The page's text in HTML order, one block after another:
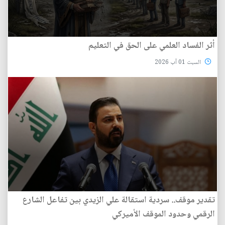
أثر الفساد العلمي على الحق في التعليم
السبت 01 آب 2026
تقدير موقف.. سردية استقالة علي الزيدي بين تفاعل الشارع
الرقمي وحدود الموقف الأميركي